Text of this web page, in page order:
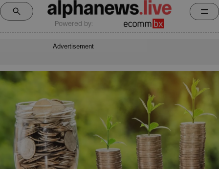
Powered by:
Advertisement